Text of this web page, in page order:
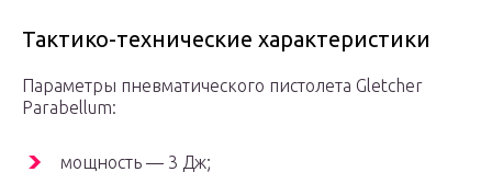
Тактико-технические характеристики
Параметры пневматического пистолета Gletcher
Parabellum:
мощность — 3 Дж;